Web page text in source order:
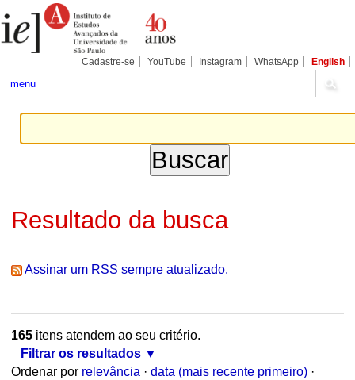
para
conteúdo.
Pessoais
Cadastre-se YouTube Instagram WhatsApp English
menu
Resultado da busca
Assinar um RSS sempre atualizado.
165itens atendem ao seu critério.
Filtrar os resultados
Ordenar por relevância · data (mais recente primeiro) ·